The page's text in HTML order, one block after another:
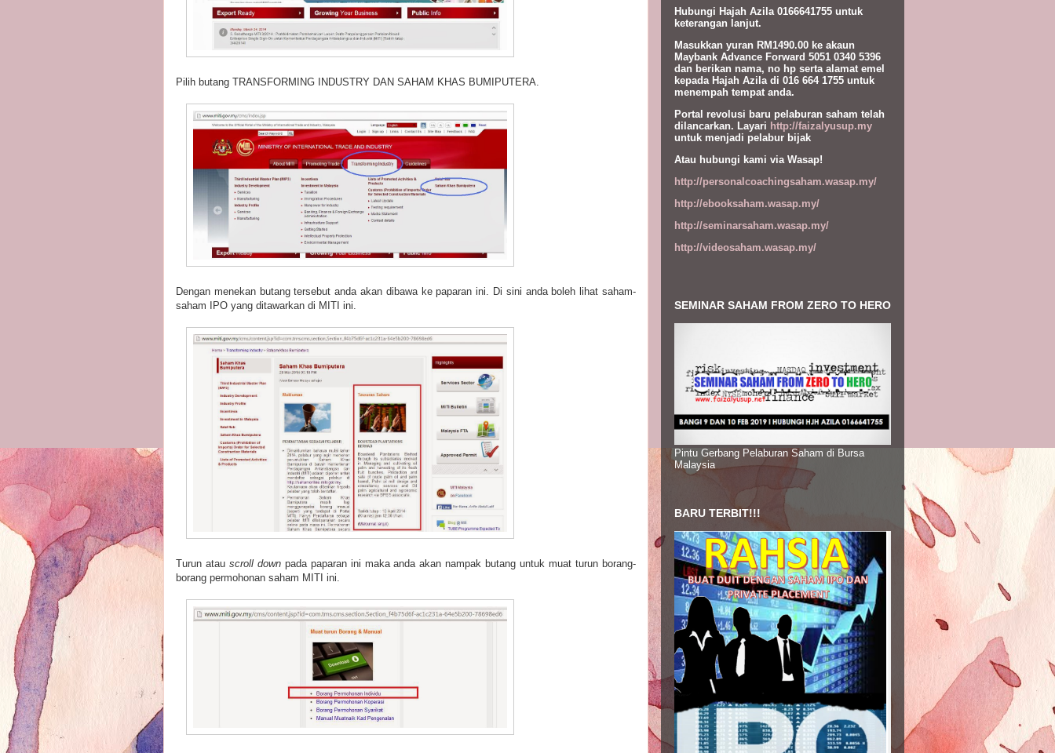
Pilih butang TRANSFORMING INDUSTRY DAN SAHAM KHAS BUMIPUTERA.
Dengan menekan butang tersebut anda akan dibawa ke paparan ini. Di sini anda boleh lihat saham-
saham IPO yang ditawarkan di MITI ini.
Turun atau scroll downpada paparan ini maka anda akan nampak butang untuk muat turun borang-
borang permohonan saham MITI ini.
Hubungi Hajah Azila 0166641755 untuk
keterangan lanjut.
Masukkan yuran RM1490.00 ke akaun
Maybank Advance Forward 5051 0340 5396
dan berikan nama, no hp serta alamat emel
kepada Hajah Azila di 016 664 1755 untuk
menempah tempat anda.
Portal revolusi baru pelaburan saham telah
dilancarkan. Layari http://faizalyusup.my
untuk menjadi pelabur bijak
Atau hubungi kami via Wasap!
http://personalcoachingsaham.wasap.my/
http://ebooksaham.wasap.my/
http://seminarsaham.wasap.my/
http://videosaham.wasap.my/
SEMINAR SAHAM FROM ZERO TO HERO
Pintu Gerbang Pelaburan Saham di Bursa
Malaysia
BARU TERBIT!!!